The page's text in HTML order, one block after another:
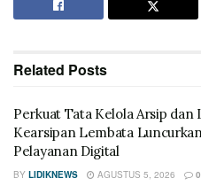
Related Posts
Perkuat Tata Kelola Arsip dan
Kearsipan Lembata
Pelayanan Digital
BY LIDIKNEWS AGUSTUS 5, 2026 0